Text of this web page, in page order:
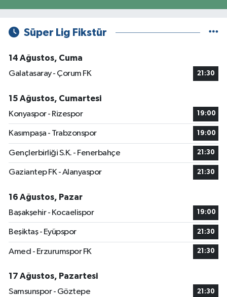
Süper Lig Fikstür
14 Ağustos, Cuma
Galatasaray - Çorum FK
21:30
15 Ağustos, Cumartesi
Konyaspor - Rizespor
19:00
Kasımpaşa - Trabzonspor 19:00
Gençlerbirliği S.K. - Fenerbahçe 21:30
Gaziantep FK - Alanyaspor 21:30
16 Ağustos, Pazar
Başakşehir - Kocaelispor
19:00
Beşiktaş - Eyüpspor 21:30
Amed - Erzurumspor FK 21:30
17 Ağustos, Pazartesi
Samsunspor - Göztepe
21:30